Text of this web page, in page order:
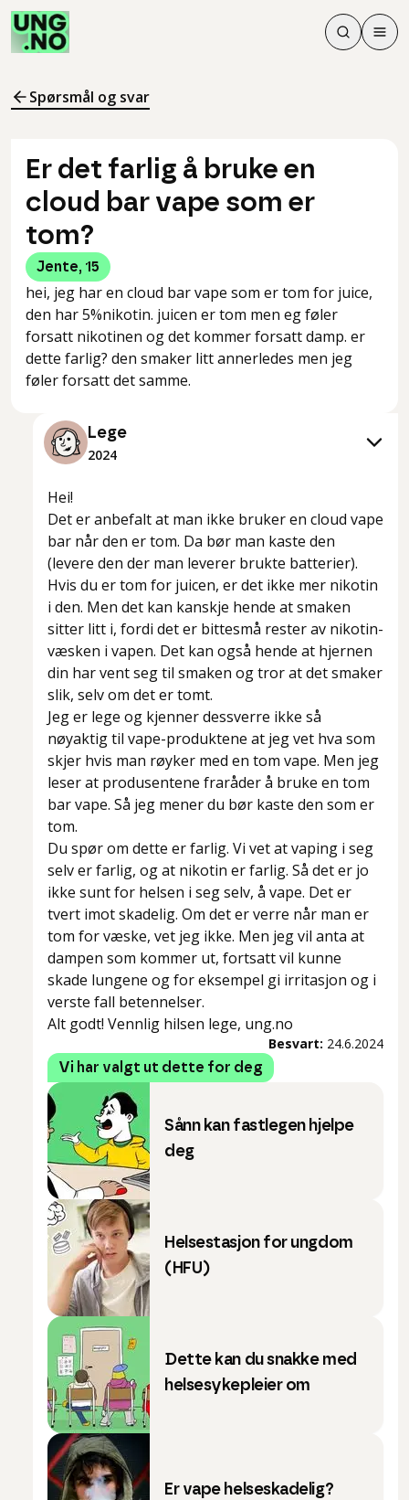
Søk
Søk
Meny
Spørsmål og svar
Er det farlig å bruke en
cloud bar vape som er
tom?
Jente, 15
hei, jeg har en cloud bar vape som er tom for juice,
den har 5%nikotin. juicen er tom men eg føler
forsatt nikotinen og det kommer forsatt damp. er
dette farlig? den smaker litt annerledes men jeg
føler forsatt det samme.
Lege
2024
Hei!
Det er anbefalt at man ikke bruker en cloud vape
bar når den er tom. Da bør man kaste den
(levere den der man leverer brukte batterier).
Hvis du er tom for juicen, er det ikke mer nikotin
i den. Men det kan kanskje hende at smaken
sitter litt i, fordi det er bittesmå rester av nikotin-
væsken i vapen. Det kan også hende at hjernen
din har vent seg til smaken og tror at det smaker
slik, selv om det er tomt.
Jeg er lege og kjenner dessverre ikke så
nøyaktig til vape-produktene at jeg vet hva som
skjer hvis man røyker med en tom vape. Men jeg
leser at produsentene fraråder å bruke en tom
bar vape. Så jeg mener du bør kaste den som er
tom.
Du spør om dette er farlig. Vi vet at vaping i seg
selv er farlig, og at nikotin er farlig. Så det er jo
ikke sunt for helsen i seg selv, å vape. Det er
tvert imot skadelig. Om det er verre når man er
tom for væske, vet jeg ikke. Men jeg vil anta at
dampen som kommer ut, fortsatt vil kunne
skade lungene og for eksempel gi irritasjon og i
verste fall betennelser.
Alt godt! Vennlig hilsen lege, ung.no
Besvart: 24.6.2024
Vi har valgt ut dette for deg
Sånn kan fastlegen hjelpe
deg
Helsestasjon for ungdom
(HFU)
Dette kan du snakke med
helsesykepleier om
Er vape helseskadelig?